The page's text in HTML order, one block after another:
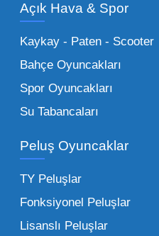
stok
Küçük
sağlayan toptan
Bu kategorideki
alımlarda çok
adetli stok
sürpriz paketler
harçlıklarıyla
Çocuk
Bebeklik
Açık Hava & Spor
Kaykay - Paten - Scooter
Bahçe Oyuncakları
Spor Oyuncakları
Su Tabancaları
Peluş Oyuncaklar
TY Peluşlar
Fonksiyonel Peluşlar
Lisanslı Peluşlar